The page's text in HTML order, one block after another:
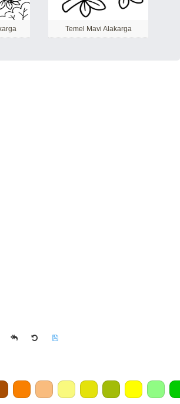
Temel Mavi Alakarga